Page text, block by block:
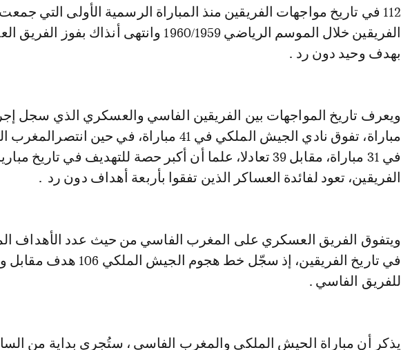
112 في تاريخ مواجهات الفريقين منذ المباراة الرسمية الأولى التي
الفريقين خلال الموسم الرياضي 1960/1959 وانتهى أنذاك
بهدف وحيد دون رد .
مباراة، تفوق نادي الجيش الملكي في 41 مباراة، في حين
في 31 مباراة، مقابل 39 تعادلا، علما أن أكبر حصة للتهديف في تاريخ
الفريقين، تعود لفائدة العساكر الذين تفقوا بأربعة أهداف دون رد .
ويتفوق الفريق العسكري على المغرب الفاسي من حيث عدد الأهداف
للفريق الفاسي .
يذكر أن مباراة الحيش الملكي والمغرب الفاسي ، ستُجرى بداية من